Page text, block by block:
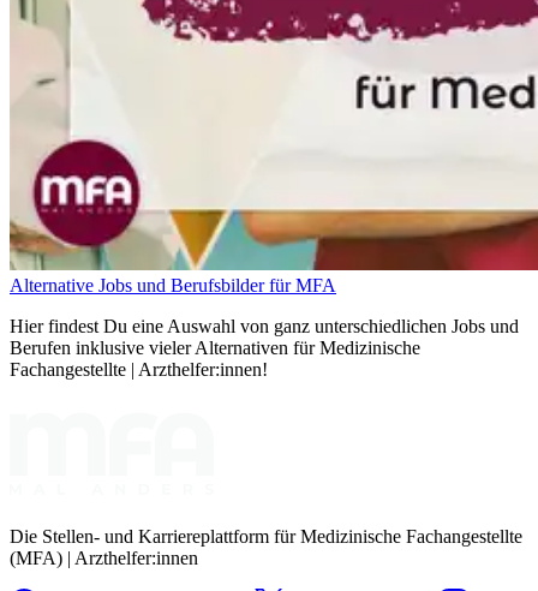
Alternative Jobs und Berufsbilder für MFA
Hier findest Du eine Auswahl von ganz unterschiedlichen Jobs und
Berufen inklusive vieler Alternativen für Medizinische
Fachangestellte | Arzthelfer:innen!
Die Stellen- und Karriereplattform für Medizinische Fachangestellte
(MFA) | Arzthelfer:innen